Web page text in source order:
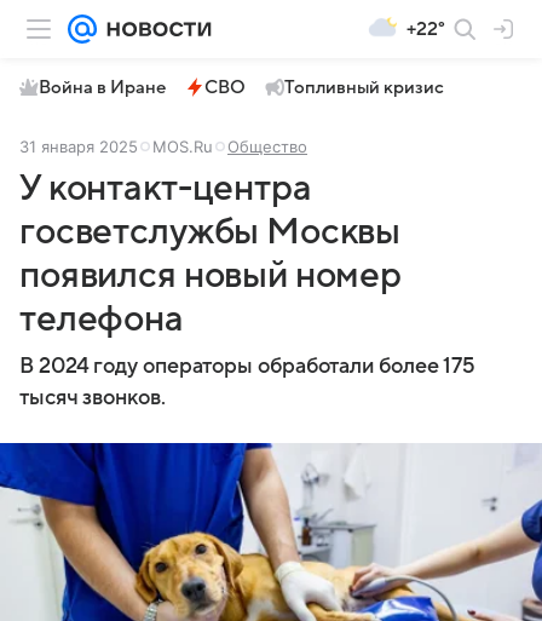
+22°
Война в Иране СВО Топливный кризис
31 января 2025 MOS.Ru Общество
У контакт-центра
госветслужбы Москвы
появился новый номер
телефона
В 2024 году операторы обработали более 175
тысяч звонков.